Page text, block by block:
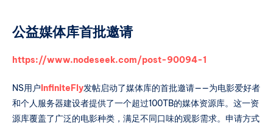
公益媒体库首批邀请
https://www.nodeseek.com/post-90094-1
NS用户InfiniteFly发帖启动了媒体库的首批邀请——为电影爱好者
和个人服务器建设者提供了一个超过100TB的媒体资源库。这一资
源库覆盖了广泛的电影种类，满足不同口味的观影需求。申请方式